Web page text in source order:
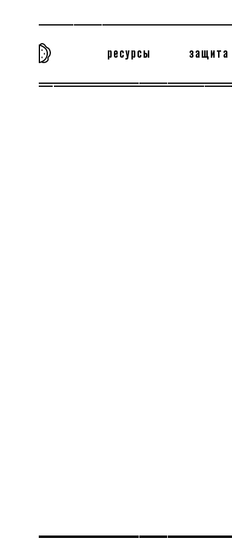
ресурсы защита